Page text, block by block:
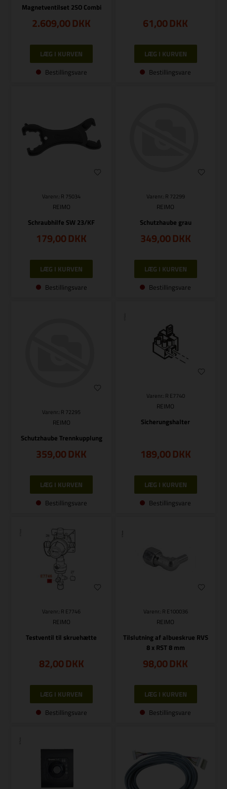
Magnetventilset 2SO Combi
2.609,00DKK
Bestillingsvare
61,00DKK
Bestillingsvare
Varenr.: R 75034
REIMO
Schraubhilfe SW 23/KF
179,00DKK
Bestillingsvare
Varenr.: R 72299
REIMO
Schutzhaube grau
349,00DKK
Bestillingsvare
Varenr.: R 72295
REIMO
Schutzhaube Trennkupplung
359,00DKK
Bestillingsvare
Varenr.: R E7740
REIMO
Sicherungshalter
189,00DKK
Bestillingsvare
Varenr.: R E7746
REIMO
Testventil til skruehætte
82,00DKK
Bestillingsvare
Varenr.: R E100036
REIMO
Tilslutning af albueskrue RVS
8 x RST 8 mm
98,00DKK
Bestillingsvare